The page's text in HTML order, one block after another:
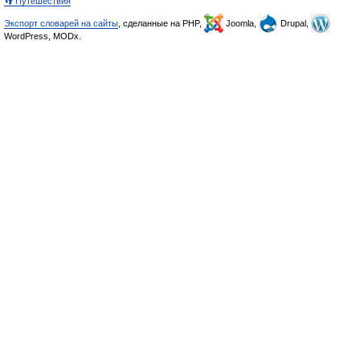
Экспорт словарей на сайты , сделанные на PHP, Joomla,
Drupal,
WordPress, MODx.